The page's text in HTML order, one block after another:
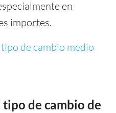
en
importes.
de cambio medio
de cambio de